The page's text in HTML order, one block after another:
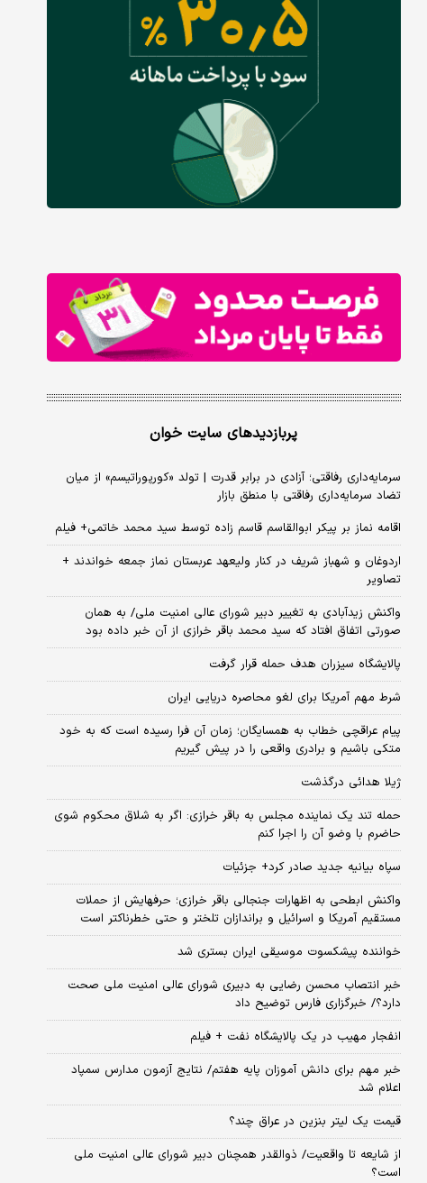
پربازدیدهای سایت خوان
سرمایه‌داری رفاقتی؛ آزادی در برابر قدرت | تولد «کورپوراتیسم» از میان
تضاد سرمایه‌داری رفاقتی با منطق بازار
اقامه نماز بر پیکر ابوالقاسم قاسم زاده توسط سید محمد خاتمی+ فیلم
اردوغان و شهباز شریف در کنار ولیعهد عربستان نماز جمعه خواندند +
تصاویر
واکنش زیدآبادی به تغییر دبیر شورای عالی امنیت ملی/ به همان
صورتی اتفاق افتاد که سید محمد باقر خرازی از آن خبر داده بود
پالایشگاه سیزران هدف حمله قرار گرفت
شرط مهم آمریکا برای لغو محاصره دریایی ایران
پیام عراقچی خطاب به همسایگان؛ زمان آن فرا رسیده است که به خود
متکی باشیم و برادری واقعی را در پیش گیریم
ژیلا هدائی درگذشت
حمله تند یک نماینده مجلس به باقر خرازی: اگر به شلاق محکوم شوی
حاضرم با وضو آن را اجرا کنم
سپاه بیانیه جدید صادر کرد+ جزئیات
واکنش ابطحی به اظهارات جنجالی باقر خرازی؛ حرفهایش از حملات
مستقیم آمریکا و اسرائیل و براندازان تلختر و حتی خطرناکتر است
خواننده پیشکسوت موسیقی ایران بستری شد
خبر انتصاب محسن رضایی به دبیری شورای عالی امنیت ملی صحت
دارد؟/ خبرگزاری فارس توضیح داد
انفجار مهیب در یک پالایشگاه نفت + فیلم
خبر مهم برای دانش آموزان پایه هفتم/ نتایج آزمون مدارس سمپاد
اعلام شد
قیمت یک لیتر بنزین در عراق چند؟
از شایعه تا واقعیت/ ذوالقدر همچنان دبیر شورای ‌عالی امنیت ملی
است؟